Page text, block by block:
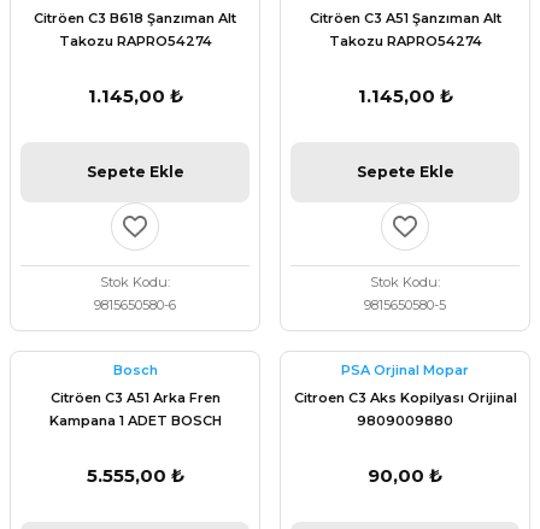
Citröen C3 B618 Şanzıman Alt
Takozu RAPRO54274
1.145,00 ₺
Sepete Ekle
Stok Kodu
9815650580-6
Citröen C3 A51 Şanzıman Alt
Takozu RAPRO54274
1.145,00 ₺
Sepete Ekle
Stok Kodu
9815650580-5
Bosch
Citröen C3 A51 Arka Fren
Kampana 1 ADET BOSCH
5.555,00 ₺
PSA Orjinal Mopar
Citroen C3 Aks Kopilyası Orijinal
9809009880
90,00 ₺